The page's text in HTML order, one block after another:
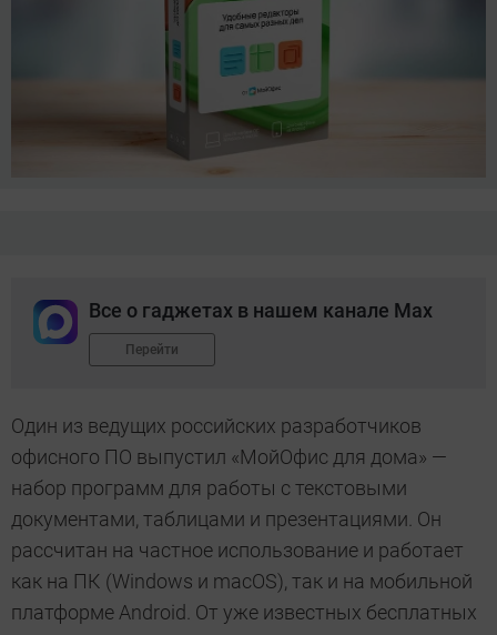
Все о гаджетах в нашем канале Max
Перейти
Один из ведущих российских разработчиков
офисного ПО выпустил «МойОфис для дома» —
набор программ для работы с текстовыми
документами, таблицами и презентациями. Он
рассчитан на частное использование и работает
как на ПК (Windows и macOS), так и на мобильной
платформе Android. От уже известных бесплатных